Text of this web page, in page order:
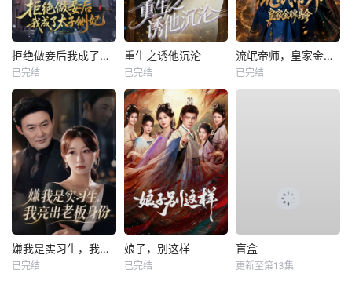
拒绝做妾后我成了太子侧妃
已完结
重生之诱他沉沦
已完结
流氓帝师，皇家金牌县令
已完结
嫌我是实习生，我亮出老板身份
已完结
娘子，别这样
已完结
盲盒
更新至第13集